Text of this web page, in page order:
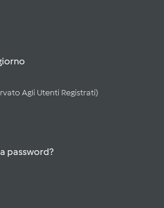
Agli Utenti Registrati)
password?